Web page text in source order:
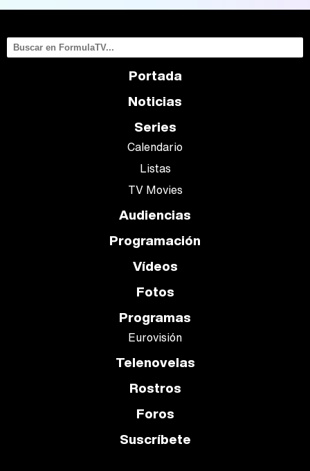
Portada
Noticias
Series
Calendario
Listas
TV Movies
Audiencias
Programación
Vídeos
Fotos
Programas
Eurovisión
Telenovelas
Rostros
Foros
Suscríbete